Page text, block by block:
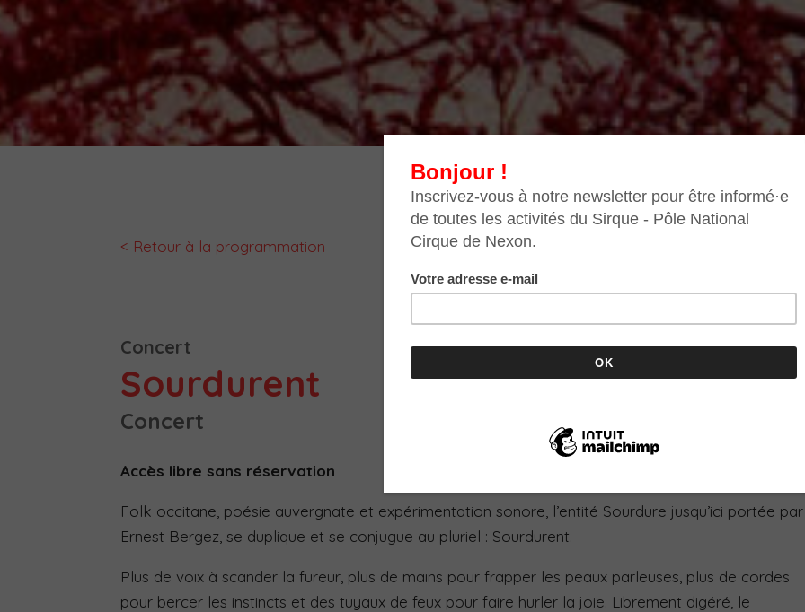
< Retour à la programmation
Concert
Sourdurent
Concert
Accès libre sans réservation
Folk occitane, poésie auvergnate et expérimentation sonore, l’entité Sourdure jusqu’ici portée par
Ernest Bergez, se duplique et se conjugue au pluriel : Sourdurent.
Plus de voix à scander la fureur, plus de mains pour frapper les peaux parleuses, plus de cordes
pour bercer les instincts et des tuyaux de feux pour faire hurler la joie. Librement digéré, le